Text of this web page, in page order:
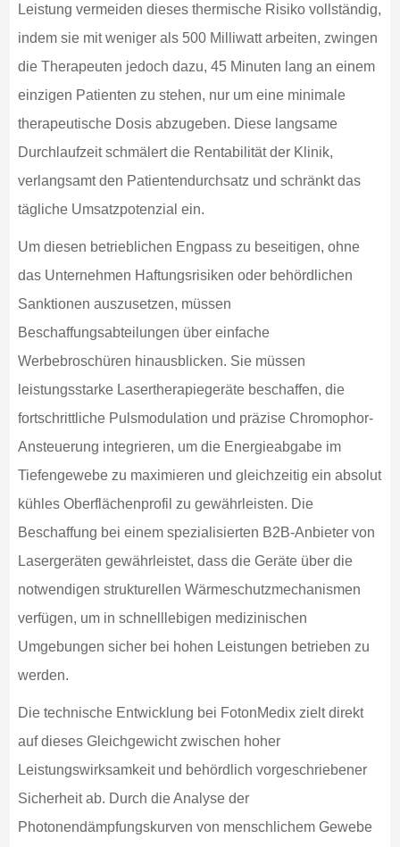
Leistung vermeiden dieses thermische Risiko vollständig,
indem sie mit weniger als 500 Milliwatt arbeiten, zwingen
die Therapeuten jedoch dazu, 45 Minuten lang an einem
einzigen Patienten zu stehen, nur um eine minimale
therapeutische Dosis abzugeben. Diese langsame
Durchlaufzeit schmälert die Rentabilität der Klinik,
verlangsamt den Patientendurchsatz und schränkt das
tägliche Umsatzpotenzial ein.
Um diesen betrieblichen Engpass zu beseitigen, ohne
das Unternehmen Haftungsrisiken oder behördlichen
Sanktionen auszusetzen, müssen
Beschaffungsabteilungen über einfache
Werbebroschüren hinausblicken. Sie müssen
leistungsstarke Lasertherapiegeräte beschaffen, die
fortschrittliche Pulsmodulation und präzise Chromophor-
Ansteuerung integrieren, um die Energieabgabe im
Tiefengewebe zu maximieren und gleichzeitig ein absolut
kühles Oberflächenprofil zu gewährleisten. Die
Beschaffung bei einem spezialisierten B2B-Anbieter von
Lasergeräten gewährleistet, dass die Geräte über die
notwendigen strukturellen Wärmeschutzmechanismen
verfügen, um in schnelllebigen medizinischen
Umgebungen sicher bei hohen Leistungen betrieben zu
werden.
Die technische Entwicklung bei FotonMedix zielt direkt
auf dieses Gleichgewicht zwischen hoher
Leistungswirksamkeit und behördlich vorgeschriebener
Sicherheit ab. Durch die Analyse der
Photonendämpfungskurven von menschlichem Gewebe